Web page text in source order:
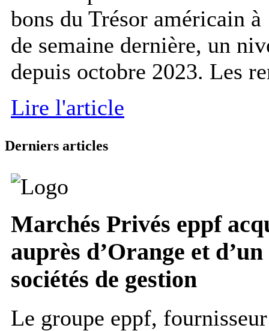
bons du Trésor américain
de semaine dernière, un
depuis octobre 2023. Les
Lire l'article
Derniers articles
Marchés Privés eppf
auprès d’Orange et
sociétés de gestion
Le groupe eppf,